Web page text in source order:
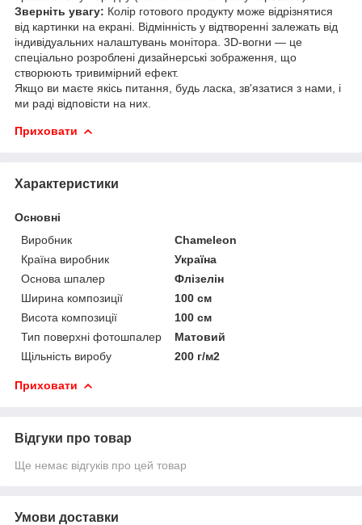
Зверніть увагу: Колір готового продукту може відрізнятися
від картинки на екрані. Відмінність у відтворенні залежать від
індивідуальних налаштувань монітора. 3D-вогни — це
спеціально розроблені дизайнерські зображення, що
створюють тривимірний ефект.
Якщо ви маєте якісь питання, будь ласка, зв'язатися з нами, і
ми раді відповісти на них.
Приховати
Характеристики
Основні
Виробник
Chameleon
Країна виробник
Україна
Основа шпалер
Флізелін
Ширина композиції
100 см
Висота композиції
100 см
Тип поверхні фотошпалер
Матовий
Щільність виробу
200 г/м2
Приховати
Відгуки про товар
Ще немає відгуків про цей товар
Умови доставки